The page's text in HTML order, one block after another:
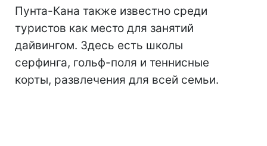
Пунта-Кана также известно среди
туристов как место для занятий
дайвингом. Здесь есть школы
серфинга, гольф-поля и теннисные
корты, развлечения для всей семьи.